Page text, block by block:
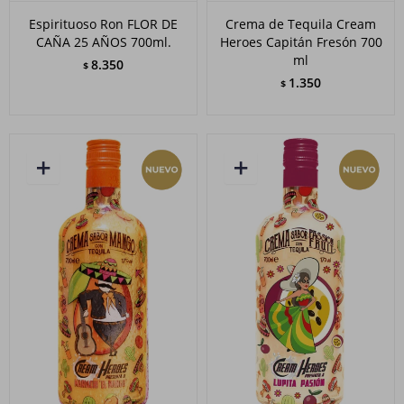
Espirituoso Ron FLOR DE
CAÑA 25 AÑOS 700ml.
$ 8.350
Crema de Tequila Cream
Heroes Capitán Fresón 700
ml
$ 1.350